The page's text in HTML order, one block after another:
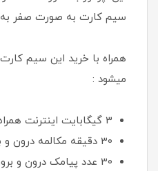
سیم کارت به صورت صفر به
همراه با خرید این سیم
میشود :
3 گیگابایت اینترنت همراه
30 دقیقه مکالمه درون و برون شبکه
30 عدد پیامک درون و برون شبکه